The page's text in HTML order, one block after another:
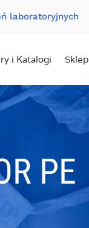
laboratoryjnych
i Katalogi Sklep
PE